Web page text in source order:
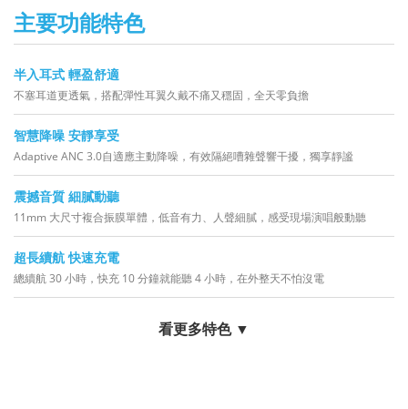
主要功能特色
半入耳式 輕盈舒適
不塞耳道更透氣，搭配彈性耳翼久戴不痛又穩固，全天零負擔
智慧降噪 安靜享受
Adaptive ANC 3.0自適應主動降噪，有效隔絕嘈雜聲響干擾，獨享靜謐
震撼音質 細膩動聽
11mm 大尺寸複合振膜單體，低音有力、人聲細膩，感受現場演唱般動聽
超長續航 快速充電
總續航 30 小時，快充 10 分鐘就能聽 4 小時，在外整天不怕沒電
看更多特色 ▼